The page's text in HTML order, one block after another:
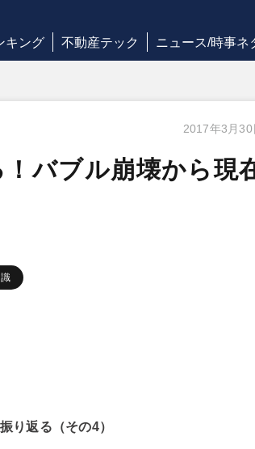
キング 不動産テック ニュース/時事ネ
2017年3月30
バブル崩壊から現
り返る（その4）